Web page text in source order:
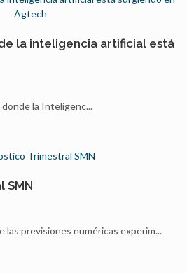
la inteligencia artificial está
la Inteligenc...
SMN
las previsiones numéricas experim...